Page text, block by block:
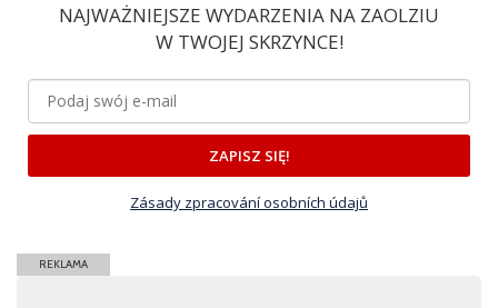
NAJWAŻNIEJSZE WYDARZENIA NA ZAOLZIU
W TWOJEJ SKRZYNCE!
ZAPISZ SIĘ!
Zásady zpracování osobních údajů
REKLAMA